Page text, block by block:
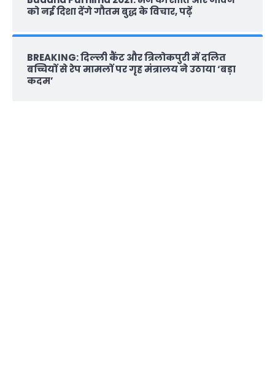
को नई दिशा देंगे गौतम बुद्ध के विचार, पढ़ें
BREAKING: दिल्‍ली कैंट और त्रिलोकपुरी में दलित
बच्चियों से रेप मामलों पर गृह मंत्रालय ने उठाया ‘बड़ा
कदम’